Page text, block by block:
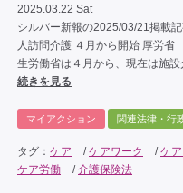
2025.03.22 Sat
シルバー新報の2025/03/21掲載
人訪問介護 ４月から開始 厚労
生労働省は４月から、現在は施
続きを見る
マイアクション 関連法律・行
タグ： ケア /ケアワーク /ケ
ケア労働
/介護保険法